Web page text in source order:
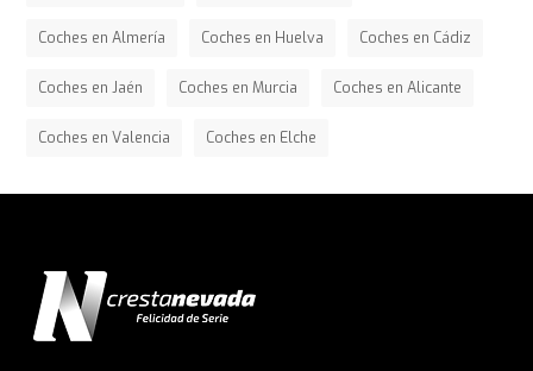
Coches en Almería Coches en Huelva Coches en Cádiz
Coches en Jaén Coches en Murcia Coches en Alicante
Coches en Valencia Coches en Elche